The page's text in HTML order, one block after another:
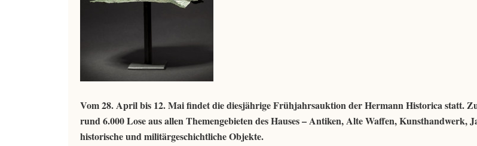
Vom 28. April bis 12. Mai findet die diesjährige Frühjahrsauktion der Hermann Historica statt.
rund 6.000 Lose aus allen Themengebieten des Hauses – Antiken, Alte Waffen, Kunsthandwerk,
historische und militärgeschichtliche Objekte.